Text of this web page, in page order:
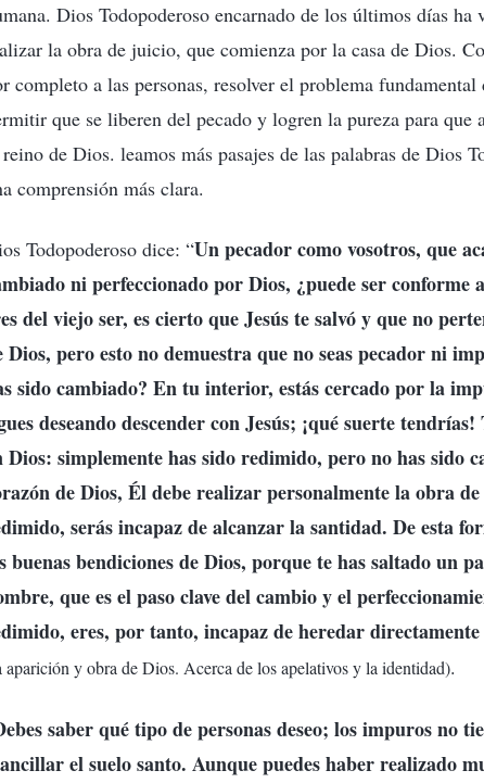
Dios Todopoderoso encarnado de los últimos días ha
la obra de juicio, que comienza por la casa de Dios.
completo a las personas, resolver el problema
que se liberen del pecado y logren la pureza para que
de Dios. leamos más pasajes de las palabras de Dios
comprensión más clara.
Todopoderoso dice: “Un pecador como vosotros, que
ni perfeccionado por Dios, ¿puede ser conforme
del viejo ser, es cierto que Jesús te salvó y que no
Dios, pero esto no demuestra que no seas pecador ni
sido cambiado? En tu interior, estás cercado por la
deseando descender con Jesús; ¡qué suerte
Dios: simplemente has sido redimido, pero no has sido
de Dios, Él debe realizar personalmente la obra
serás incapaz de alcanzar la santidad. De esta
buenas bendiciones de Dios, porque te has saltado un
que es el paso clave del cambio y el
eres, por tanto, incapaz de heredar
aparición y obra de Dios. Acerca de los apelativos y la identidad).
saber qué tipo de personas deseo; los impuros no
el suelo santo. Aunque puedes haber realizado